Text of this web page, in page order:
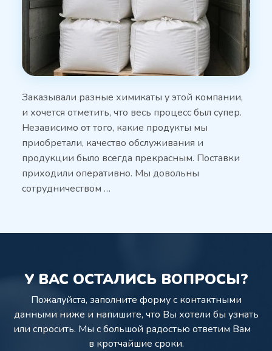
Заказывали разные химикаты у этой компании,
и хочется отметить, что весь процесс был супер.
Независимо от того, какие продукты мы
приобретали, качество обслуживания и
продукции было всегда прекрасным. Поставки
приходили оперативно. Мы довольны
сотрудничеством …
У ВАС ОСТАЛИСЬ ВОПРОСЫ?
Пожалуйста, заполните форму с контактными
данными ниже и напишите, что Вы хотели бы узнать
или спросить. Мы с большой радостью ответим Вам
в кротчайшие сроки.